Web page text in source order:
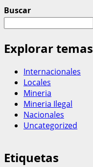
Buscar
Explorar temas
Internacionales
Locales
Mineria
Mineria Ilegal
Nacionales
Uncategorized
Etiquetas